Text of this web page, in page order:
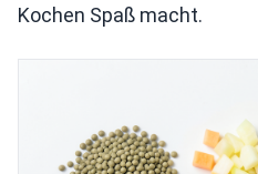
Kochen Spaß macht.